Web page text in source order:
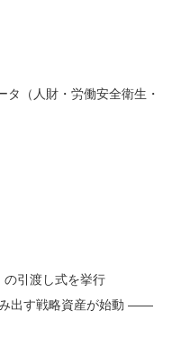
タ（人財・労働安全衛生・
の引渡し式を挙行
出す戦略資産が始動 ――